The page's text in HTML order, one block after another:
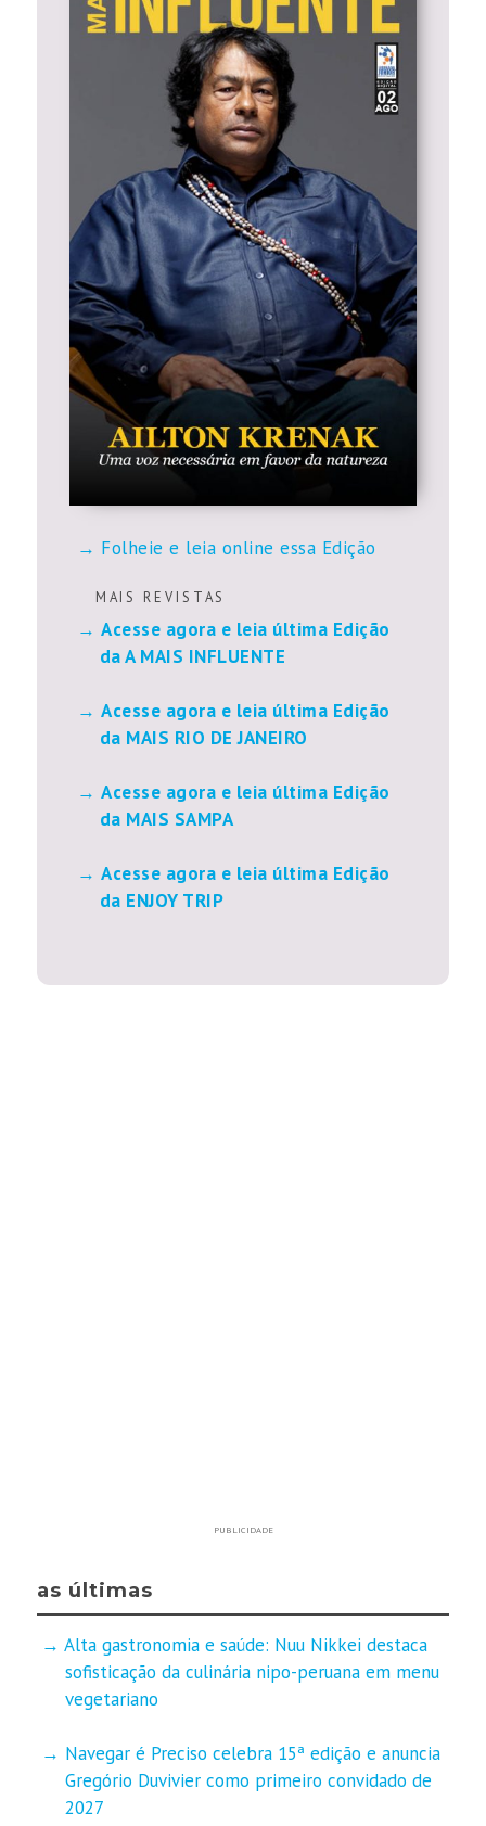
Folheie e leia online essa Edição
M A I S R E V I S T A S
Acesse agora e leia última Edição
da A MAIS INFLUENTE
Acesse agora e leia última Edição
da MAIS RIO DE JANEIRO
Acesse agora e leia última Edição
da MAIS SAMPA
Acesse agora e leia última Edição
da ENJOY TRIP
PUBLICIDADE
as últimas
Alta gastronomia e saúde: Nuu Nikkei destaca
sofisticação da culinária nipo-peruana em menu
vegetariano
Navegar é Preciso celebra 15ª edição e anuncia
Gregório Duvivier como primeiro convidado de
2027